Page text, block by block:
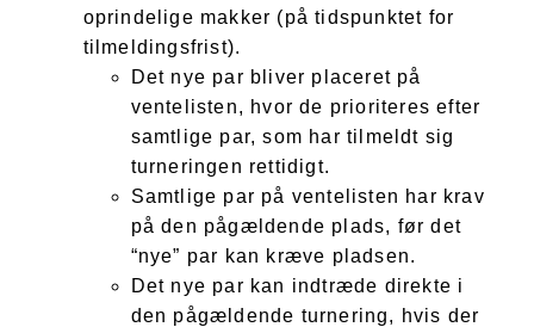
oprindelige makker (på tidspunktet for
tilmeldingsfrist).
Det nye par bliver placeret på
ventelisten, hvor de prioriteres efter
samtlige par, som har tilmeldt sig
turneringen rettidigt.
Samtlige par på ventelisten har krav
på den pågældende plads, før det
“nye” par kan kræve pladsen.
Det nye par kan indtræde direkte i
den pågældende turnering, hvis der